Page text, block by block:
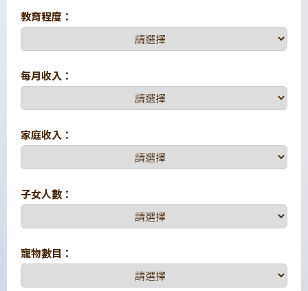
教育程度：
每月收入：
家庭收入：
子女人數：
寵物數目：